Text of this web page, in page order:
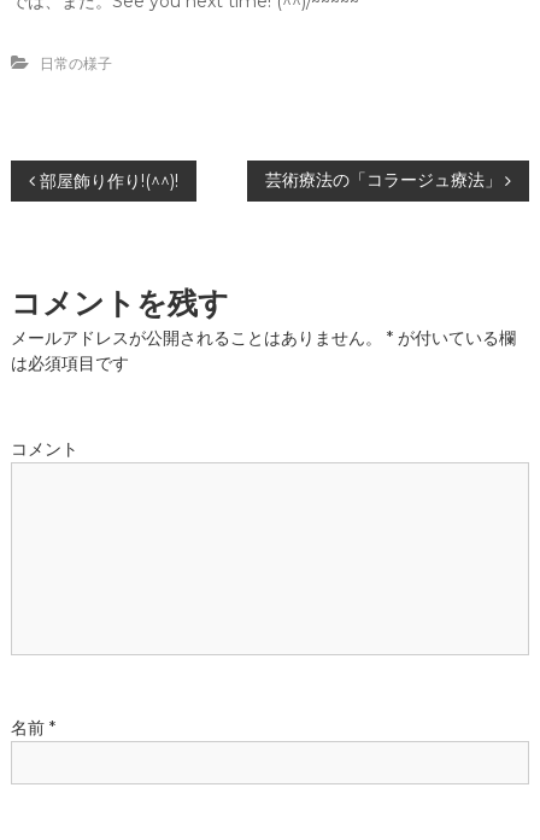
日常の様子
投
ナ
ビ
ー
部屋飾り作り!(^^)! 芸術療法の「コラージュ療法」
コメントを残す
メールアドレスが公開されることはありません。 *が付いている欄
は必須項目です
コメント
名前 *